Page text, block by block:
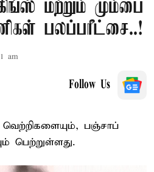
மற்றும் மும்பை
பலப்பரீட்சை..!
am
Follow Us
பஞ்சாப்
பெற்றுள்ளது.